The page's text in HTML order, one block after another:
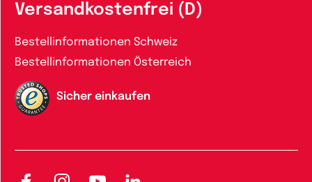
Versandkostenfrei (D)
Bestellinformationen Schweiz
Bestellinformationen Österreich
Sicher einkaufen